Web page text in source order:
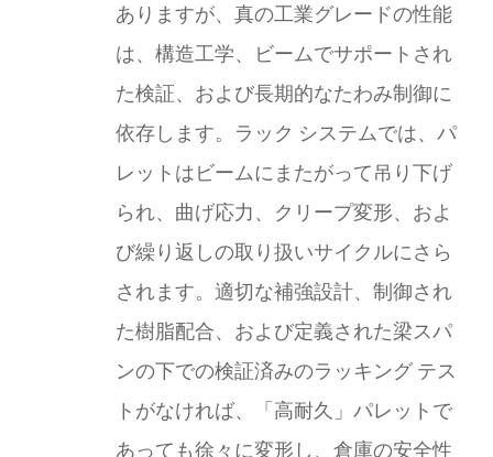
ありますが、真の工業グレードの性能
は、構造工学、ビームでサポートされ
た検証、および長期的なたわみ制御に
依存します。ラック システムでは、パ
レットはビームにまたがって吊り下げ
られ、曲げ応力、クリープ変形、およ
び繰り返しの取り扱いサイクルにさら
されます。適切な補強設計、制御され
た樹脂配合、および定義された梁スパ
ンの下での検証済みのラッキング テス
トがなければ、「高耐久」パレットで
あっても徐々に変形し、倉庫の安全性